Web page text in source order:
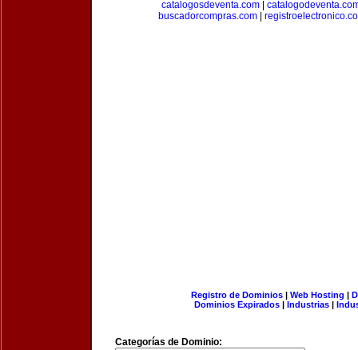
catalogosdeventa.com
buscadorcompras.com
Registro de Dominios| Web Hosting |
Dominios Expirados | Industrias |
Categorías de Dominio: